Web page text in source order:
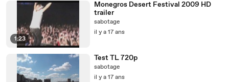
1:23
Monegros Desert Festival 2009 HD
trailer
sabotage
il y a 17 ans
Test TL 720p
sabotage
il y a 17 ans